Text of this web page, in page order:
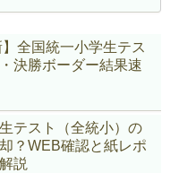
】全国統一小学生テス
決勝ボーダー結果速
テスト（全統小）の
？WEB確認と紙レポ
説